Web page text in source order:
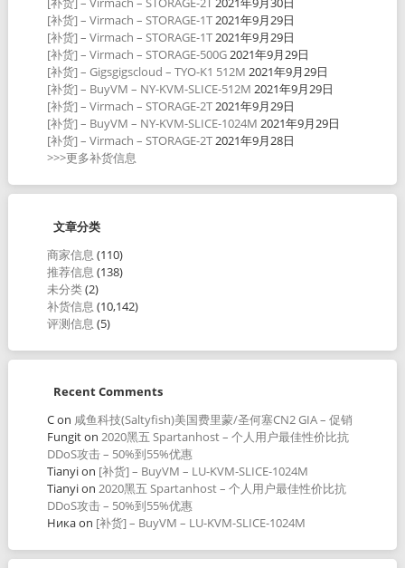
[补货] – Virmach – STORAGE-1T2021年9月29日
[补货] – Virmach – STORAGE-1T2021年9月29日
[补货] – Virmach – STORAGE-500G2021年9月29日
[补货] – Gigsgigscloud – TYO-K1 512M 2021年9月29日
[补货] – BuyVM – NY-KVM-SLICE-512M 2021年9月29日
[补货] – Virmach – STORAGE-2T2021年9月29日
[补货] – BuyVM – NY-KVM-SLICE-1024M 2021年9月29日
[补货] – Virmach – STORAGE-2T2021年9月28日
>>>更多补货信息
文章分类
商家信息 (110)
推荐信息 (138)
未分类(2)
补货信息 (10,142)
评测信息 (5)
Recent Comments
Con 咸鱼科技(Saltyfish)美国费里蒙/圣何塞CN2 GIA – 促销
Fungiton 2020黑五 Spartanhost – 个人用户最佳性价比抗
DDoS攻击 – 50%到55%优惠
Tianyion [补货] – BuyVM – LU-KVM-SLICE-1024M
Tianyion 2020黑五 Spartanhost – 个人用户最佳性价比抗
DDoS攻击 – 50%到55%优惠
Никаon [补货] – BuyVM – LU-KVM-SLICE-1024M